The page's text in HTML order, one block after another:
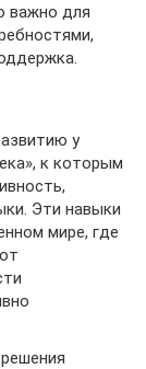
важно для
у
к которым
Эти навыки
мире, где